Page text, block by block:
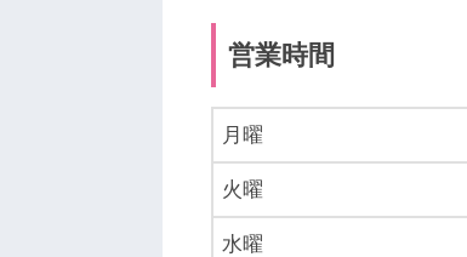
営業時間
月曜
火曜
水曜